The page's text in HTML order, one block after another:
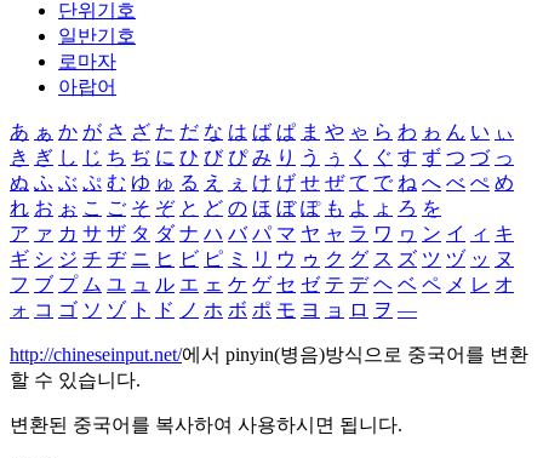
단위기호
일반기호
로마자
아랍어
あ ぁ か が さ ざ た だ な は ば ぱ ま や ゃ ら わ ゎ ん い ぃ
き ぎ し じ ち ぢ に ひ び ぴ み り う ぅ く ぐ す ず つ づ っ
ぬ ふ ぶ ぷ む ゆ ゅ る え ぇ け げ せ ぜ て で ね へ べ ぺ め
れ お ぉ こ ご そ ぞ と ど の ほ ぼ ぽ も よ ょ ろ を
ア ァ カ サ ザ タ ダ ナ ハ バ パ マ ヤ ャ ラ ワ ヮ ン イ ィ キ
ギ シ ジ チ ヂ ニ ヒ ビ ピ ミ リ ウ ゥ ク グ ス ズ ツ ヅ ッ ヌ
フ ブ プ ム ユ ュ ル エ ェ ケ ゲ セ ゼ テ デ ヘ ベ ペ メ レ オ
ォ コ ゴ ソ ゾ ト ド ノ ホ ボ ポ モ ヨ ョ ロ ヲ ―
http://chineseinput.net/에서 pinyin(병음)방식으로 중국어를 변환
할 수 있습니다.
변환된 중국어를 복사하여 사용하시면 됩니다.